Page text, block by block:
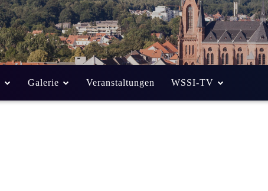
Galerie Veranstaltungen WSSI-TV